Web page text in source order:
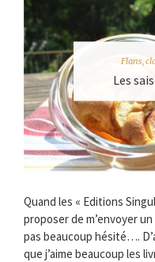
Flans,
Les
Quand les « Editions
proposer de m’envoyer
pas beaucoup hésité….
que j’aime beaucoup les